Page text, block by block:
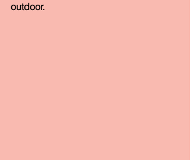
outdoor.